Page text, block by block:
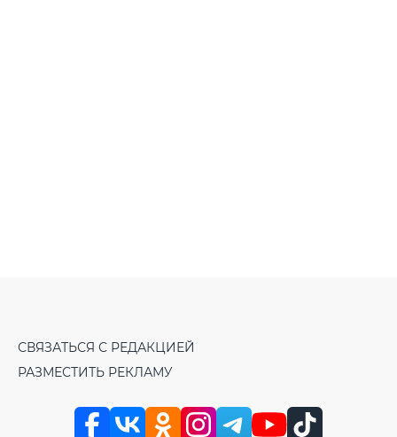
СВЯЗАТЬСЯ С РЕДАКЦИЕЙ
РАЗМЕСТИТЬ РЕКЛАМУ